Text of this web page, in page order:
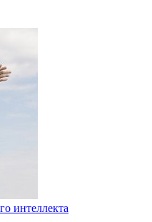
интеллекта